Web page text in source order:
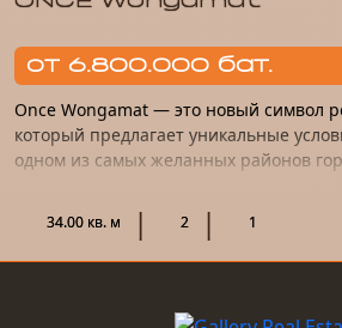
от 6.800.000 бат.
Once Wongamat — это новый символ
который предлагает уникальные
одном из самых желанных районов
этот проект станет не т...
34.00 кв. м 2 1